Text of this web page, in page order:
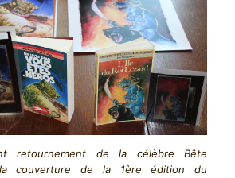
retournement de la célèbre Bête
couverture de la 1ère édition du